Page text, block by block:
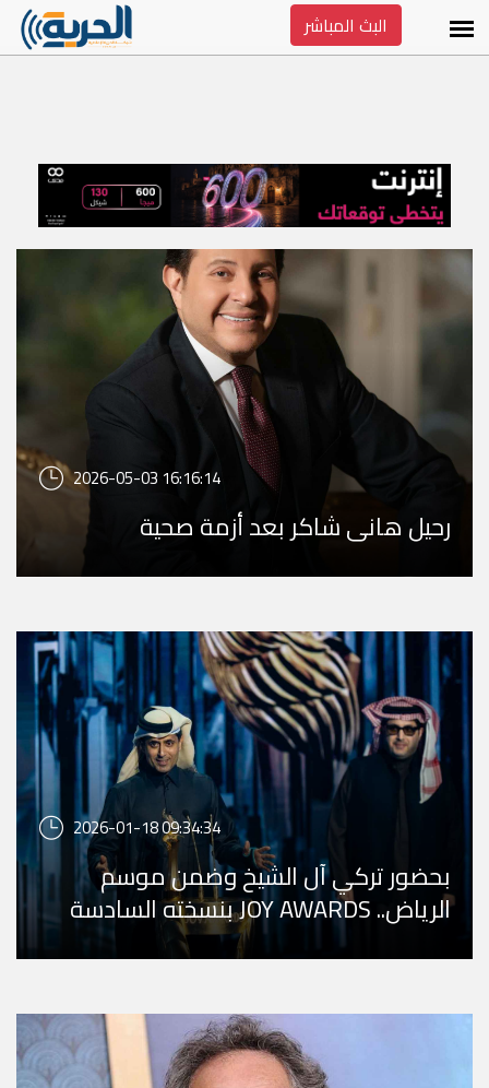
البث المباشر
2026-05-03 16:16:14
رحيل هاني شاكر بعد أزمة صحية
2026-01-18 09:34:34
بحضور تركي آل الشيخ وضمن موسم
الرياض.. JOY AWARDS بنسخته السادسة
يجمع ويكرّم نخبة نجوم ...